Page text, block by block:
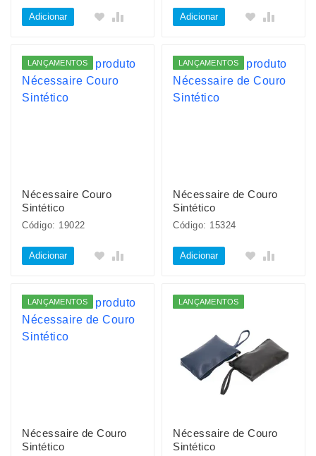
Adicionar Adicionar
LANÇAMENTOS
Nécessaire Couro
Sintético
Código: 19022
Adicionar
LANÇAMENTOS
Nécessaire de Couro
Sintético
Código: 15324
Adicionar
LANÇAMENTOS
Nécessaire de Couro
Sintético
LANÇAMENTOS
Nécessaire de Couro
Sintético